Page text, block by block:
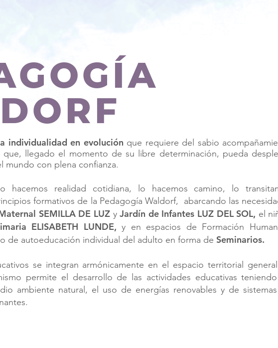
individualidad en evolución que requiere del sabio
que, llegado el momento de su libre determinación, pueda
mundo con plena confianza.
hacemos realidad cotidiana, lo hacemos camino, lo
formativos de la Pedagogía Waldorf, abarcando las
SEMILLA DE LUZyJardín de Infantes LUZ DEL SOL, el
ELISABETH LUNDE, y en espacios de Formación
de autoeducación individual del adulto en forma de Seminarios.
se integran armónicamente en el espacio territorial
permite el desarrollo de las actividades educativas
ambiente natural, el uso de energías renovables y de